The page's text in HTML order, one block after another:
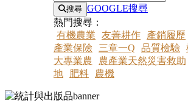
搜尋 GOOGLE搜尋
熱門搜尋：
有機農業
友善耕作 產銷履歷
產業保險
三章一Q 品質檢驗
大專業農
農產業天然災害救助
地
肥料 農機